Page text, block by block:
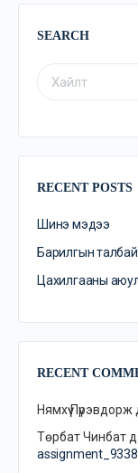
SEARCH
RECENT POSTS
Шинэ мэдээ
Барилгын
Цахилгааны
RECENT
Нямхүү Пүрэвдорж
Төрбат Чинбат